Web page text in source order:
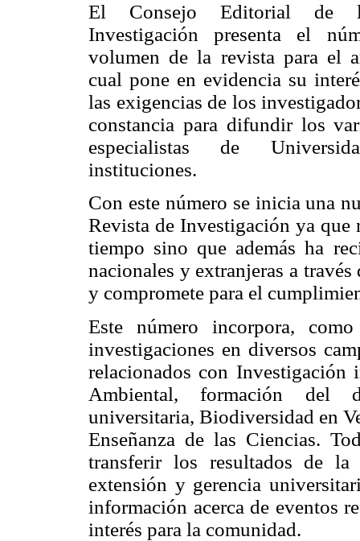
El Consejo Editorial de
Investigación presenta el
volumen de la revista para el
cual pone en evidencia su
las exigencias de los
constancia para difundir los
especialistas de
instituciones.
Con este número se inicia una
Revista de Investigación ya que
tiempo sino que además ha
nacionales y extranjeras a
y compromete para el
Este número incorpora,
investigaciones en diversos
relacionados con Investigación
Ambiental, formación del
universitaria, Biodiversidad en
Enseñanza de las Ciencias.
transferir los resultados de la
extensión y gerencia
información acerca de eventos
interés para la comunidad.